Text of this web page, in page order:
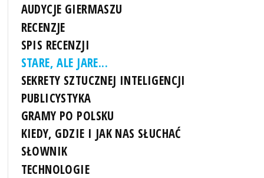
AUDYCJE GIERMASZU
RECENZJE
SPIS RECENZJI
STARE, ALE JARE...
SEKRETY SZTUCZNEJ INTELIGENCJI
PUBLICYSTYKA
GRAMY PO POLSKU
KIEDY, GDZIE I JAK NAS SŁUCHAĆ
SŁOWNIK
TECHNOLOGIE